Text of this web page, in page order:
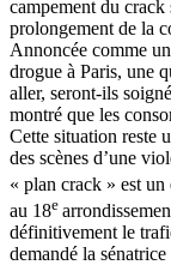
campement du crack
prolongement de la
Annoncée comme
drogue à Paris, une
aller, seront-ils
montré que les
Cette situation reste
des scènes d’une
« plan crack » est
au 18e
définitivement le
demandé la